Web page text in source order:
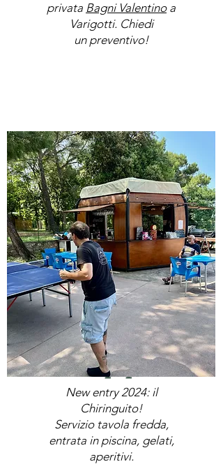
privata Bagni Valentinoa
Varigotti. Chiedi
un preventivo!
Wallpaper
New entry 2024: il
Chiringuito!
Servizio tavola fredda,
entrata in piscina, gelati,
aperitivi.